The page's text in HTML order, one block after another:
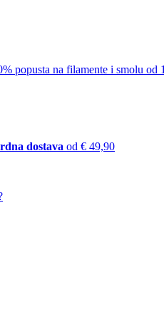
popusta na filamente i smolu od
dostava od € 49,90